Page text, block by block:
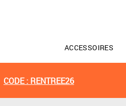
ACCESSOIRES
CODE : RENTREE26